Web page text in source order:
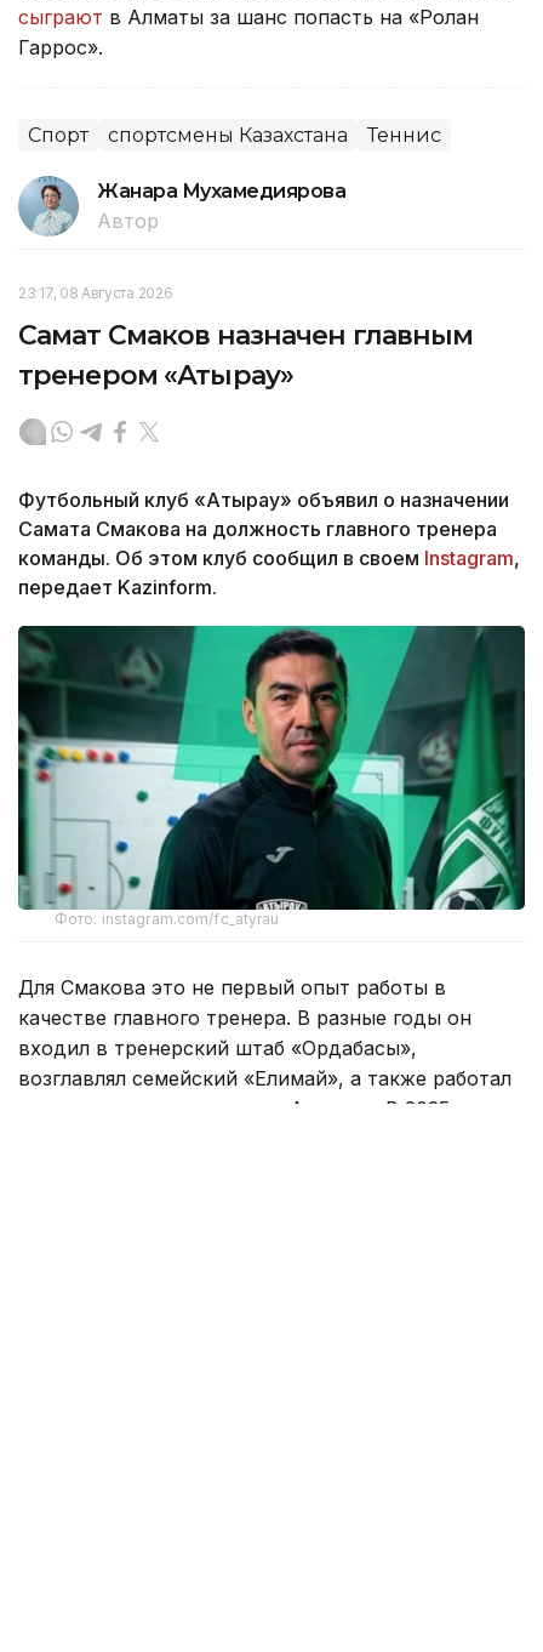
сыграют в Алматы за шанс попасть на «Ролан
Гаррос».
Спорт спортсмены Казахстана Теннис
Жанара Мухамедиярова
Автор
23:17, 08 Августа 2026
Самат Смаков назначен главным
тренером «Атырау»
Футбольный клуб «Атырау» объявил о назначении
Самата Смакова на должность главного тренера
команды. Об этом клуб сообщил в своем Instagram,
передает Kazinform.
Фото: instagram.com/fc_atyrau
Для Смакова это не первый опыт работы в
качестве главного тренера. В разные годы он
входил в тренерский штаб «Ордабасы»,
возглавлял семейский «Елимай», а также работал
техническим директором «Астаны». В 2025 году